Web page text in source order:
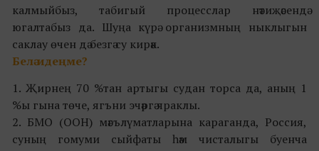
калмыйбыз, табигый процесслар нәтиҗәсендә
югалтабыз да. Шуңа күрә организмның ныклыгын
саклау өчен дә безгә су кирәк.
Белә идеңме?
1. Җирнең 70 %тан артыгы судан торса да, аның 1
%ы гына төче, ягъни эчәргә яраклы.
2. БМО (ООН) мәгълүматларына караганда, Россия,
суның гомуми сыйфаты һәм чисталыгы буенча